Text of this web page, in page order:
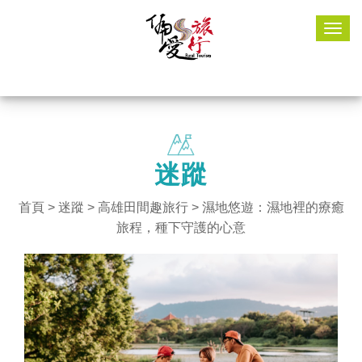
迷蹤
首頁> 迷蹤 > 高雄田間趣旅行> 濕地悠遊：濕地裡的療癒
旅程，種下守護的心意